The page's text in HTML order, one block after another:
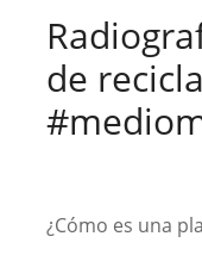
de
¿Cómo es una